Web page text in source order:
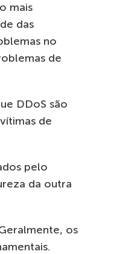
mais
das
no
de
DDoS são
de
pelo
da outra
os